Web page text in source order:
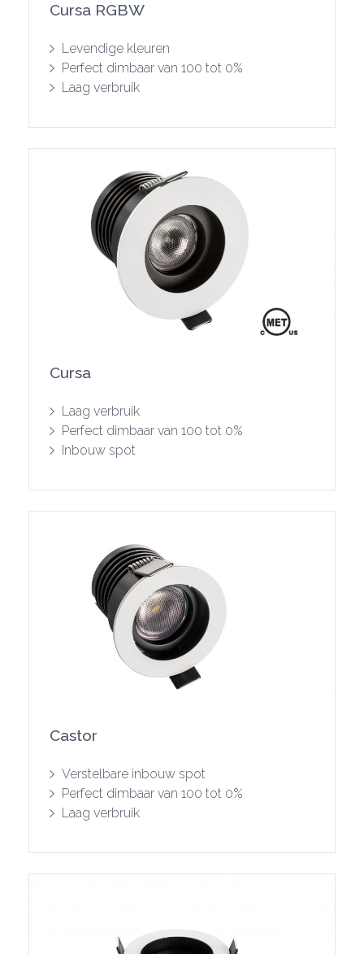
Toon product
Cursa RGBW
Levendige kleuren
Perfect dimbaar van 100 tot 0%
Laag verbruik
Cursa
Laag verbruik
Perfect dimbaar van 100 tot 0%
Inbouw spot
Castor
Verstelbare inbouw spot
Perfect dimbaar van 100 tot 0%
Laag verbruik